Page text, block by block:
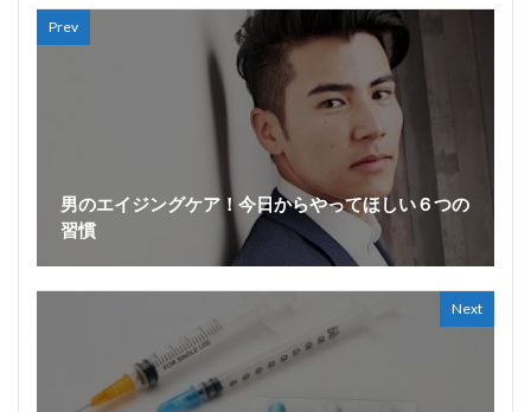
Prev
男のエイジングケア！今日からやってほしい６つの
習慣
Next